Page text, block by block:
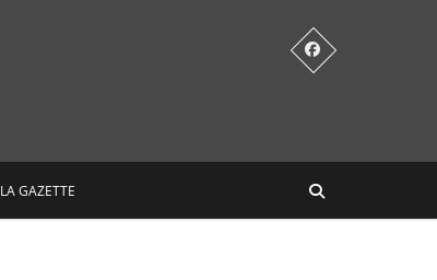
LA GAZETTE